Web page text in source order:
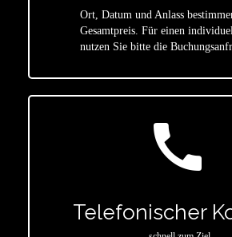
Ort, Datum und Anlass
Gesamtpreis. Für einen
nutzen Sie bitte die
call
Telefonischer